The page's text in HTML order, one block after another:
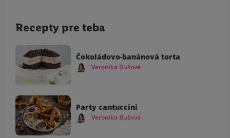
Recepty pre teba
Čokoládovo-banánová torta
Veronika Bušová
Party cantuccini
Veronika Bušová